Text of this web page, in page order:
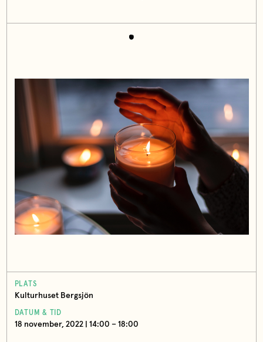
PLATS
Kulturhuset Bergsjön
DATUM & TID
18 november, 2022 | 14:00 – 18:00